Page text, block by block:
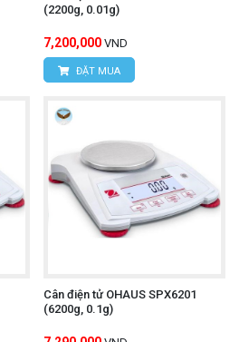
(2200g, 0.01g)
7,200,000 VND
ĐẶT MUA
Cân điện tử OHAUS SPX6201
(6200g, 0.1g)